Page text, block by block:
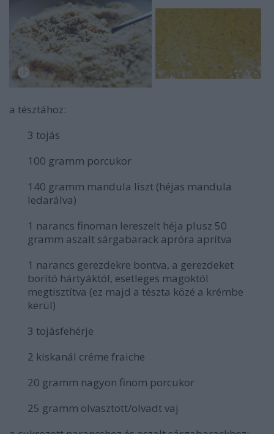
a tésztához:
3 tojás
100 gramm porcukor
140 gramm mandula liszt (héjas mandula
ledarálva)
1 narancs finoman lereszelt héja plusz 50
gramm aszalt sárgabarack apróra aprítva
1 narancs gerezdekre bontva, a gerezdeket
borító hártyáktól, esetleges magoktól
megtisztítva (ez majd a tészta közé a krémbe
kerül)
3 tojásfehérje
2 kiskanál créme fraiche
20 gramm nagyon finom porcukor
25 gramm olvasztott/olvadt vaj